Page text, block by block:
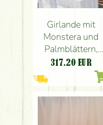
Girlande mit
Monstera und
Palmblättern,
Bazaar Eclectica
Budapest (grün,
gold)
317.20 EUR